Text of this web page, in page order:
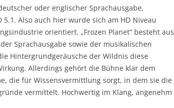
oder englischer Sprachausgabe,
Also auch hier wurde sich am HD Niveau
orientiert. „Frozen Planet“ besteht aus
Sprachausgabe sowie der musikalischen
Hintergrundgeräusche der Wildnis diese
Allerdings gehört die Bühne klar dem
die für Wissensvermittlung sorgt, in dem sie die
vermittelt. Hochwertig im Klang, angenehm